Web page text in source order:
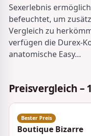
Sexerlebnis
befeuchtet, um
Vergleich zu
verfügen die Durex-
anatomische Easy…
Preisvergleich –
Boutique Bizarre